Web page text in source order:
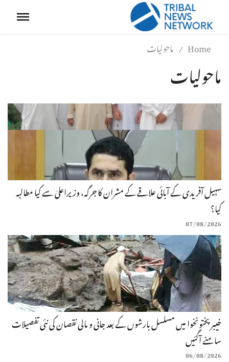
ماحولیات Home
/
ماحولیات
سہیل آفریدی کے آبائی علاقے کے مشران کا جرگہ، وزیراعلیٰ سے کیا مطالبہ
کیا؟
07/08/2026
خیبرپختونخوا میں مسلسل بارشوں کے بعد جانی و مالی نقصان کی نئی تفصیلات
سامنے آگئیں
06/08/2026